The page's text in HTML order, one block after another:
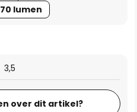
lumen
3,5
over dit artikel?